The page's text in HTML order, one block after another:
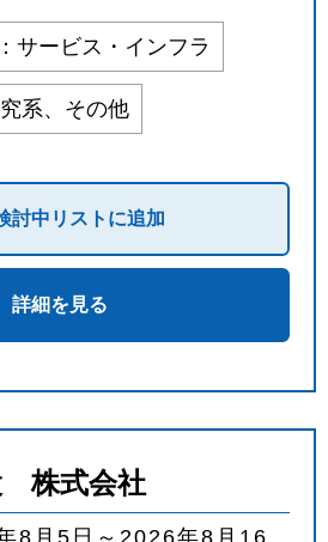
サービス・インフラ
系、その他
中リストに追加
詳細を見る
株式会社
8月5日～2026年8月16